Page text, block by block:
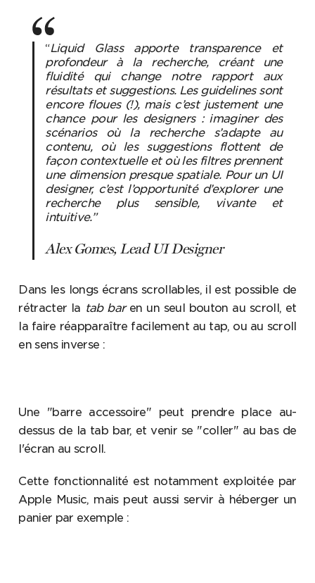
“Liquid Glass apporte transparence et
profondeur à la recherche, créant une
fluidité qui change notre rapport aux
résultats et suggestions. Les guidelines sont
encore floues (!), mais c’est justement une
chance pour les designers : imaginer des
scénarios où la recherche s’adapte au
contenu, où les suggestions flottent de
façon contextuelle et où les filtres prennent
une dimension presque spatiale. Pour un UI
designer, c’est l’opportunité d’explorer une
recherche plus sensible, vivante et
intuitive.”
Alex Gomes, Lead UI Designer
Dans les longs écrans scrollables, il est possible de
rétracter la tab baren un seul bouton au scroll, et
la faire réapparaître facilement au tap, ou au scroll
en sens inverse :
Une "barre accessoire" peut prendre place au-
dessus de la tab bar, et venir se "coller" au bas de
l'écran au scroll.
Cette fonctionnalité est notamment exploitée par
Apple Music, mais peut aussi servir à héberger un
panier par exemple :